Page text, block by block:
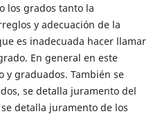
los grados tanto la
y adecuación de la
es inadecuada hacer llamar
En general en este
y graduados. También se
se detalla juramento del
detalla juramento de los